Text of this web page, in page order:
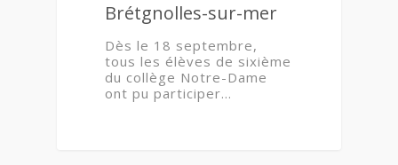
Brétgnolles-sur-mer
Dès le 18 septembre,
tous les élèves de sixième
du collège Notre-Dame
ont pu participer…